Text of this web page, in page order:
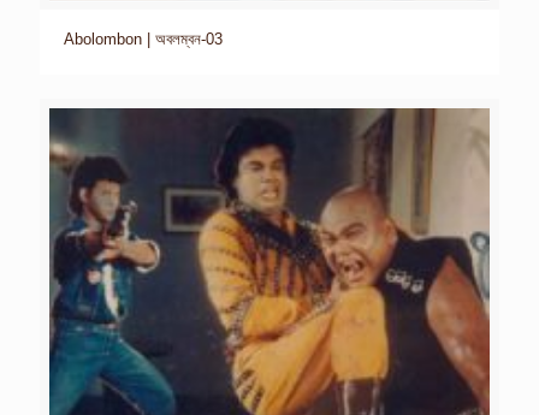
Abolombon | অবলম্বন-03